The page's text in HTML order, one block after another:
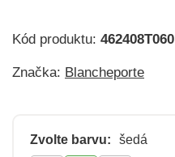
Kód produktu: 462408T060
Značka: Blancheporte
Zvolte barvu: šedá